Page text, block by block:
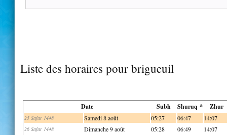
Liste des horaires pour brigueuil
Date Subh Shuruq * Zhur
25 Safar 1448 Samedi 8 août 05:27 06:47 14:07
26 Safar 1448 Dimanche 9 août 05:28 06:49 14:07